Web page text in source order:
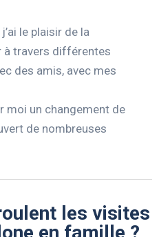
le plaisir de la
à travers différentes
des amis, avec mes
moi un changement de
de nombreuses
les visites
en famille ?